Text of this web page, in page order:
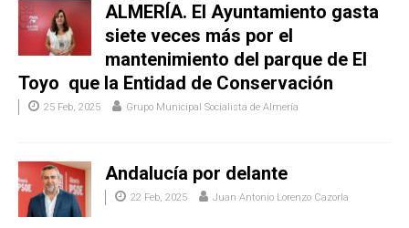
ALMERÍA. El Ayuntamiento gasta
siete veces más por el
mantenimiento del parque de El
Toyo que la Entidad de Conservación
25 Feb, 2025 Grupo Municipal Socialista de Almería
Andalucía por delante
22 Feb, 2025 Juan Antonio Lorenzo Cazorla